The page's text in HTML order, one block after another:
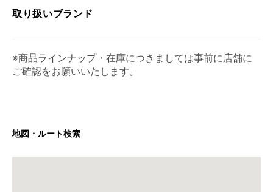
取り扱いブランド
※商品ラインナップ・在庫につきましては事前に店舗に
ご確認をお願いいたします。
地図・ルート検索